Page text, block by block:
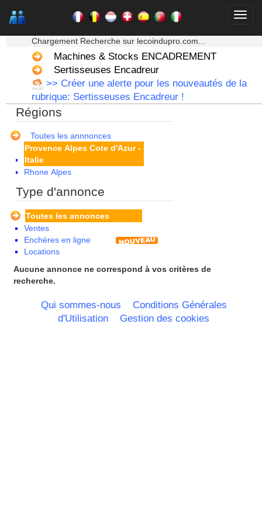
Chargement Recherche sur lecoindupro.com...
Machines & Stocks ENCADREMENT
Sertisseuses Encadreur
>> Créer une alerte pour les nouveautés de la
rubrique: Sertisseuses Encadreur !
Régions
Toutes les annnonces
Lorraine
Mayotte
Midi Pyrenees - Espagne -
Portugal
Nord Pas de Calais - Belgique -
Pays Bas
Pays de la Loire
Picardie
Poitou Charentes
Principauté de Monaco
Provence Alpes Cote d'Azur -
Italie
Rhone Alpes
Type d'annonce
Toutes les annonces
Ventes
Enchères en ligne
Locations
Aucune annonce ne correspond à vos critères de
recherche.
Qui sommes-nous
Conditions Générales
d'Utilisation
Gestion des cookies